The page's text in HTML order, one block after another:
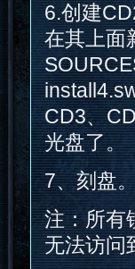
6.创建
在其上面
CD3、
光盘了。
7、刻盘
注：所有
无法访问